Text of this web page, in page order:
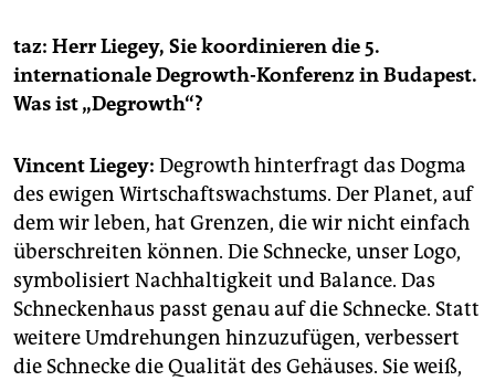
fragen & hilfe
unterstützen
genossenschaft
epaper login
taz: Herr Liegey, Sie koordinieren die 5.
internationale Degrowth-Konferenz in Budapest.
Was ist „Degrowth“?
Vincent Liegey: Degrowth hinterfragt das Dogma
des ewigen Wirtschaftswachstums. Der Planet, auf
dem wir leben, hat Grenzen, die wir nicht einfach
überschreiten können. Die Schnecke, unser Logo,
symbolisiert Nachhaltigkeit und Balance. Das
Schneckenhaus passt genau auf die Schnecke. Statt
weitere Umdrehungen hinzuzufügen, verbessert
die Schnecke die Qualität des Gehäuses. Sie weiß,